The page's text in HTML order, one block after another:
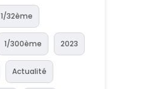
1/32ème
1/300ème 2023
Actualité